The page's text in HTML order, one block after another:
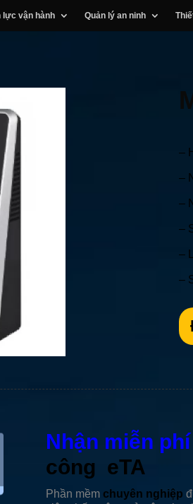
lực vận hành Quản lý an ninh
–
–
–
–
–
–
Nhận miễn phí
công eTA
Phần mềm chuyên nghiệp